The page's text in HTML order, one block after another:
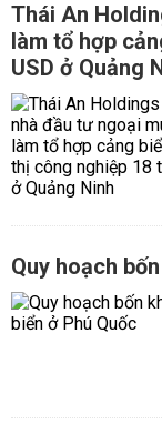
Thái An
làm tổ hợp
USD ở Quảng
Quy hoạch